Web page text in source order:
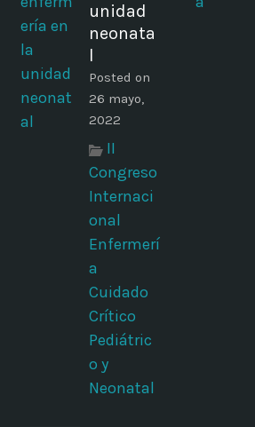
unidad
neonata
l
Posted on
26 mayo,
2022
II
Congreso
Internaci
onal
Enfermerí
a
Cuidado
Crítico
Pediátric
o y
Neonatal